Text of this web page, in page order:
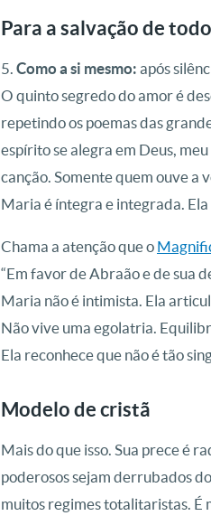
Para a salvação de
5. Como a si mesmo: após
O quinto segredo do amor é
repetindo os poemas das
espírito se alegra em Deus,
canção. Somente quem ouve a
Maria é íntegra e integrada.
Chama a atenção que o
“Em favor de Abraão e de sua
Maria não é intimista. Ela
Não vive uma egolatria.
Ela reconhece que não é tão
Modelo de cristã
Mais do que isso. Sua prece é
poderosos sejam derrubados
muitos regimes totalitaristas. É